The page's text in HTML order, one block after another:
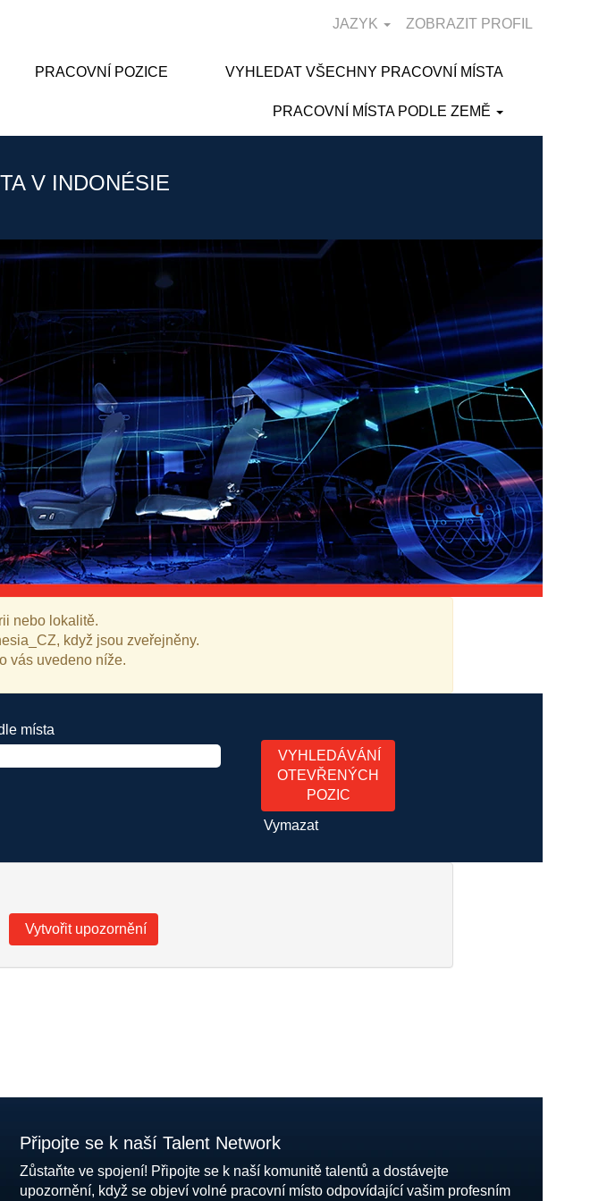
JAZYK ZOBRAZIT PROFIL
PRACOVNÍ POZICE VYHLEDAT VŠECHNY PRACOVNÍ MÍSTA
PRACOVNÍ MÍSTA PODLE ZEMĚ
V INDONÉSIE
nebo lokalitě.
když jsou zveřejněny.
vás uvedeno níže.
místa
Vymazat
Připojte se k naší Talent Network
Zůstaňte ve spojení! Připojte se k naší komunitě talentů a dostávejte
upozornění, když se objeví volné pracovní místo odpovídající vašim profesním